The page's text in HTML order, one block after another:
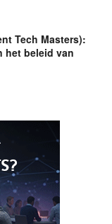
Tech Masters):
het beleid van